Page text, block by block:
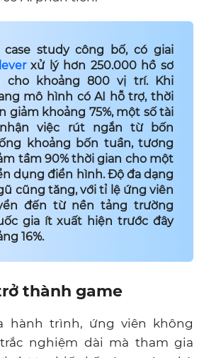
case study công bố, có giai
xử lý hơn 250.000 hồ sơ
cho khoảng 800 vị trí. Khi
mô hình có AI hỗ trợ, thời
giảm khoảng 75%, một số tài
việc rút ngắn từ bốn
khoảng bốn tuần, tương
tầm 90% thời gian cho một
dụng điển hình. Độ đa dạng
cũng tăng, với tỉ lệ ứng viên
đến từ nền tảng trường
gia ít xuất hiện trước đây
16%.
thành game
hành trình, ứng viên không
nghiệm dài mà tham gia